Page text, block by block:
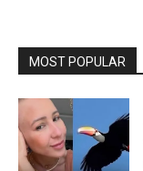
MOST POPULAR